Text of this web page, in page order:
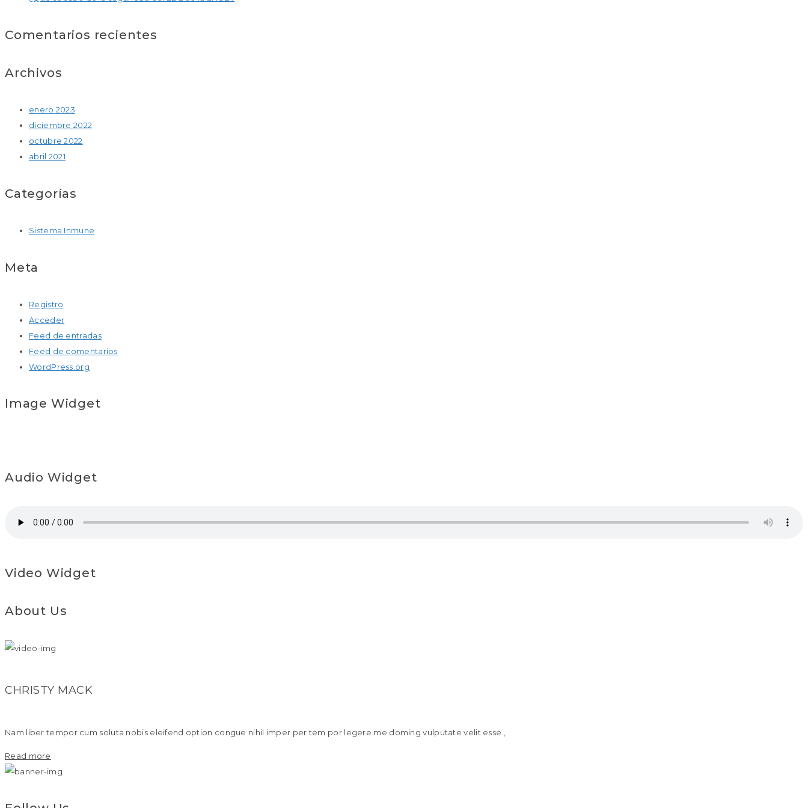
Comentarios recientes
Archivos
enero 2023
diciembre 2022
octubre 2022
abril 2021
Categorías
Sistema Inmune
Meta
Registro
Acceder
Feed de entradas
Feed de comentarios
WordPress.org
Image Widget
Audio Widget
Video Widget
About Us
CHRISTY MACK
Nam liber tempor cum soluta nobis eleifend option congue nihil imper per tem por legere me doming vulputate velit esse.,
Read more